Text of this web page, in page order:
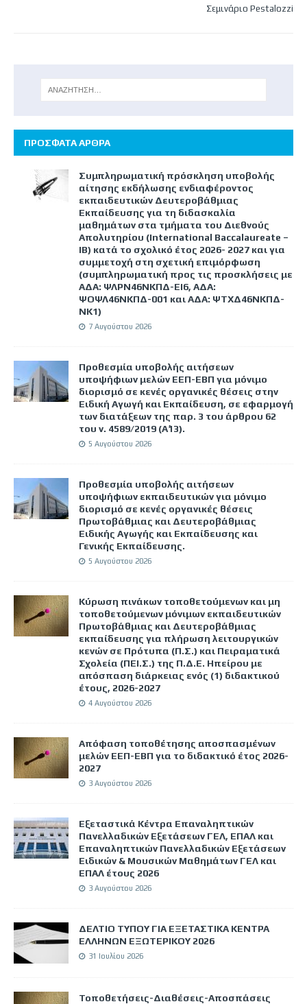
Σεμινάριο Pestalozzi
ΠΡΟΣΦΑΤΑ ΑΡΘΡΑ
Συμπληρωματική πρόσκληση υποβολής
αίτησης εκδήλωσης ενδιαφέροντος
εκπαιδευτικών Δευτεροβάθμιας
Εκπαίδευσης για τη διδασκαλία
μαθημάτων στα τμήματα του Διεθνούς
Απολυτηρίου (International Baccalaureate –
IB) κατά το σχολικό έτος 2026- 2027 και για
συμμετοχή στη σχετική επιμόρφωση
(συμπληρωματική προς τις προσκλήσεις με
ΑΔΑ: ΨΛΡΝ46ΝΚΠΔ-ΕΙ6, ΑΔΑ:
ΨΟΨΛ46ΝΚΠΔ-001 και ΑΔΑ: ΨΤΧΔ46ΝΚΠΔ-
ΝΚ1)
7 Αυγούστου 2026
Προθεσμία υποβολής αιτήσεων
υποψήφιων μελών ΕΕΠ-ΕΒΠ για μόνιμο
διορισμό σε κενές οργανικές θέσεις στην
Ειδική Αγωγή και Εκπαίδευση, σε εφαρμογή
των διατάξεων της παρ. 3 του άρθρου 62
του ν. 4589/2019 (Α΄13).
5 Αυγούστου 2026
Προθεσμία υποβολής αιτήσεων
υποψήφιων εκπαιδευτικών για μόνιμο
διορισμό σε κενές οργανικές θέσεις
Πρωτοβάθμιας και Δευτεροβάθμιας
Ειδικής Αγωγής και Εκπαίδευσης και
Γενικής Εκπαίδευσης.
5 Αυγούστου 2026
Κύρωση πινάκων τοποθετούμενων και μη
τοποθετούμενων μόνιμων εκπαιδευτικών
Πρωτοβάθμιας και Δευτεροβάθμιας
εκπαίδευσης για πλήρωση λειτουργικών
κενών σε Πρότυπα (Π.Σ.) και Πειραματικά
Σχολεία (ΠΕΙ.Σ.) της Π.Δ.Ε. Ηπείρου με
απόσπαση διάρκειας ενός (1) διδακτικού
έτους, 2026-2027
4 Αυγούστου 2026
Απόφαση τοποθέτησης αποσπασμένων
μελών ΕΕΠ-ΕΒΠ για το διδακτικό έτος 2026-
2027
3 Αυγούστου 2026
Εξεταστικά Κέντρα Επαναληπτικών
Πανελλαδικών Εξετάσεων ΓΕΛ, ΕΠΑΛ και
Επαναληπτικών Πανελλαδικών Εξετάσεων
Ειδικών & Μουσικών Μαθημάτων ΓΕΛ και
ΕΠΑΛ έτους 2026
3 Αυγούστου 2026
ΔΕΛΤΙΟ ΤΥΠΟΥ ΓΙΑ ΕΞΕΤΑΣΤΙΚΑ ΚΕΝΤΡΑ
ΕΛΛΗΝΩΝ ΕΞΩΤΕΡΙΚΟΥ 2026
31 Ιουλίου 2026
Τοποθετήσεις-Διαθέσεις-Αποσπάσεις